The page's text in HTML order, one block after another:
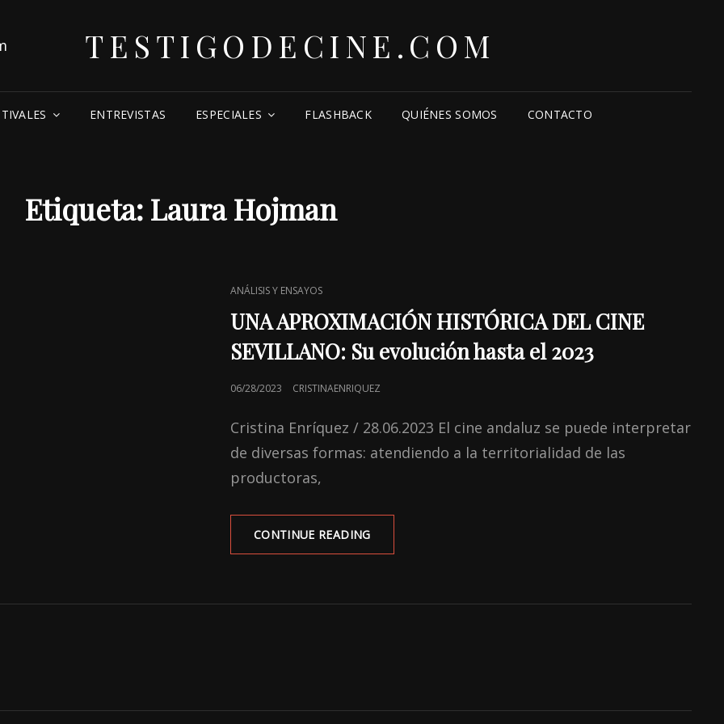
TESTIGODECINE.COM
ENTREVISTAS ESPECIALES FLASHBACK QUIÉNES SOMOS CONTACTO
Etiqueta: Laura Hojman
CAT
LINKS
ANÁLISIS Y ENSAYOS
UNA APROXIMACIÓN HISTÓRICA DEL CINE
SEVILLANO: Su evolución hasta el 2023
POSTED
06/28/2023 CRISTINAENRIQUEZ
Cristina Enríquez / 28.06.2023 El cine andaluz se puede interpretar
de diversas formas: atendiendo a la territorialidad de las
productoras,
CONTINUE READINGUNA
APROXIMACIÓN
CINE